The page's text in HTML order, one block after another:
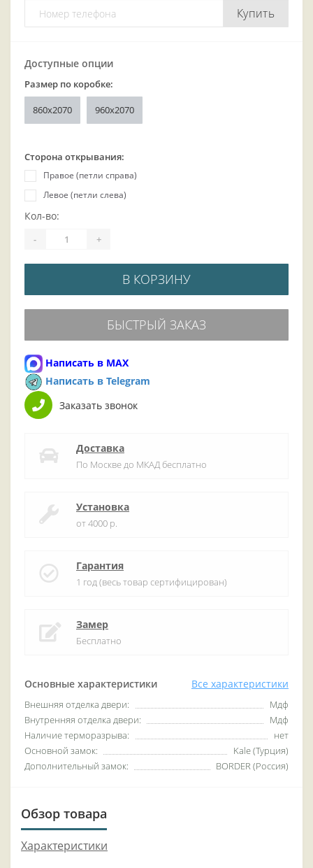
Купить
Основные характеристики Все характеристики
Внешняя отделка двери:
Мдф
Внутренняя отделка двери:
Мдф
Наличие терморазрыва:
нет
Основной замок:
Kale (Турция)
Дополнительный замок:
BORDER (Россия)
Доступные опции
Размер по коробке:
860х2070 960х2070
Сторона открывания:
Правое (петли справа)
Левое (петли слева)
Кол-во:
- +
В КОРЗИНУ
БЫСТРЫЙ ЗАКАЗ
Написать в MAX
Написать в Telegram
Заказать звонок
Доставка
По Москве до МКАД бесплатно
Установка
от 4000 р.
Гарантия
1 год (весь товар сертифицирован)
Замер
Бесплатно
Обзор товара
Характеристики